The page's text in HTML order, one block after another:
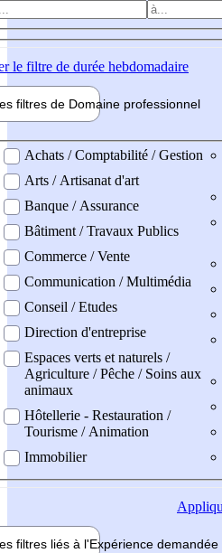
le filtre de durée hebdomadaire
filtres de Domaine professionnel
professionel
Achats / Comptabilité / Gestion
Arts / Artisanat d'art
Banque / Assurance
Bâtiment / Travaux Publics
Commerce / Vente
Communication / Multimédia
Conseil / Etudes
Direction d'entreprise
Espaces verts et naturels /
Agriculture / Pêche / Soins aux
animaux
Hôtellerie - Restauration /
Tourisme / Animation
Immobilier
filtres liés à l'Expérience demandée